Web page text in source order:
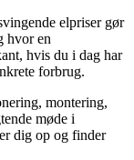
elpriser gør
hvor en
hvis du i dag har
forbrug.
montering,
møde i
dig op og finder